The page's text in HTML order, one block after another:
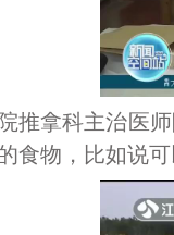
拿科主治医师
食物，比如说